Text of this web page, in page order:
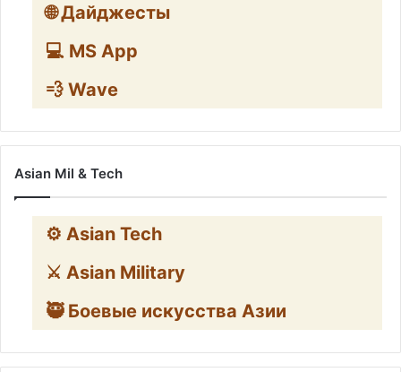
🌐 Дайджесты
💻 MS App
💨 Wave
Asian Mil & Tech
⚙️ Asian Tech
⚔️ Asian Military
🥷 Боевые искусства Азии